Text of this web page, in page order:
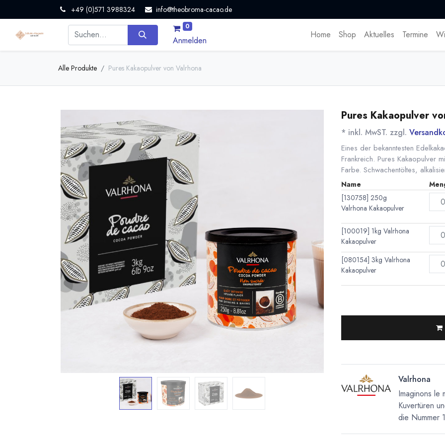
+49 (0)571 3988324 info@theobroma-cacao.de
0
Anmelden
Home Shop Aktuelles Termine
Alle Produkte Pures Kakaopulver von Valrhona
Pures Kakaopulver
* inkl. MwST. zzgl.
Eines der bekanntesten
Frankreich. Pures Kakaopulver
Farbe. Schwachentöltes,
Name
[130758] 250g
Valrhona Kakaopulver
[100019] 1kg Valrhona
Kakaopulver
[080154] 3kg Valrhona
Kakaopulver
Valrhona
Imaginons le
Kuvertüren
die Nummer